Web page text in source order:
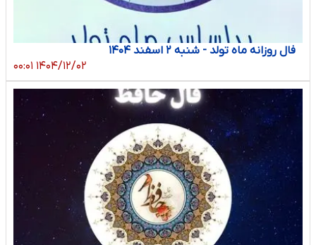
فال روزانه ماه تولد - شنبه ۲ اسفند ۱۴۰۴
۱۴۰۴/۱۲/۰۲ ۰۰:۰۱